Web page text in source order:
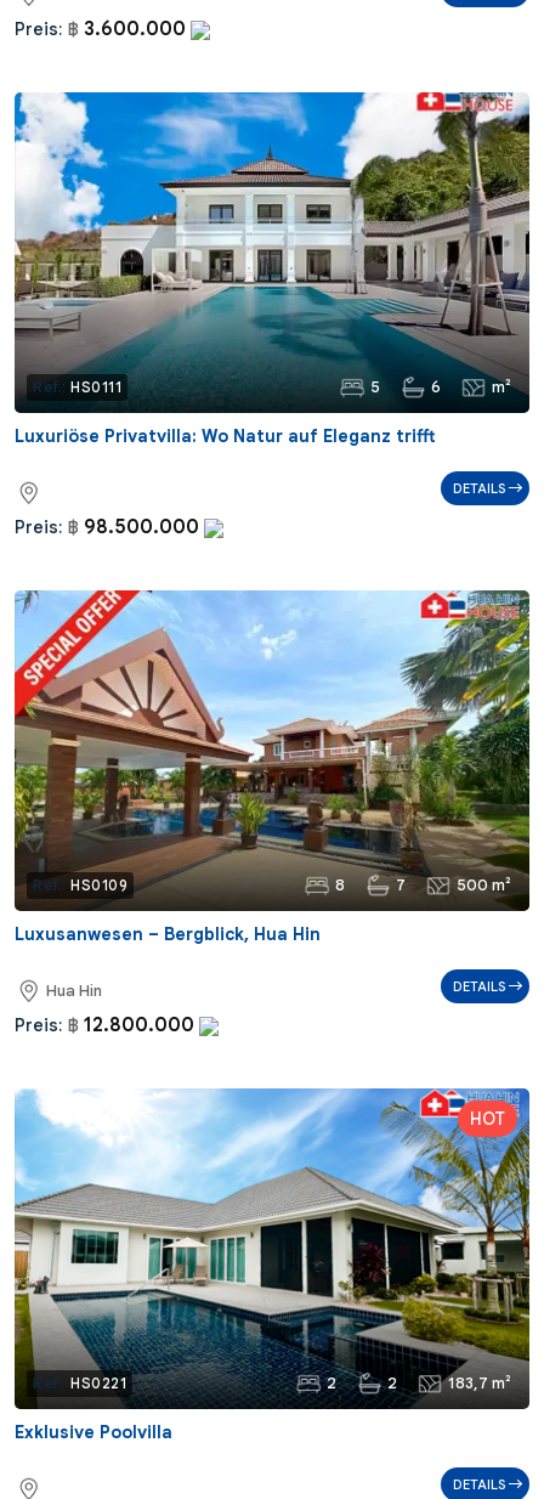
Preis: ฿ 3.600.000
Ref.: HS0111 5 6 m²
Luxuriöse Privatvilla: Wo Natur auf Eleganz trifft
Preis: ฿ 98.500.000
DETAILS
Ref.: HS0109 8 7 500 m²
Luxusanwesen – Bergblick, Hua Hin
Hua Hin
Preis: ฿ 12.800.000
DETAILS
Ref.: HS0221 2 2 183,7 m²
Exklusive Poolvilla
DETAILS